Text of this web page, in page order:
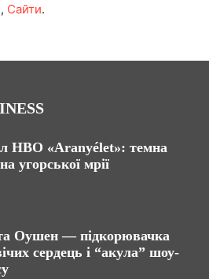
, Сайти.
HBO «Aranyélet»: темна
угорської мрії
Оушен — підкорювачка
сердець і “акула” шоу-